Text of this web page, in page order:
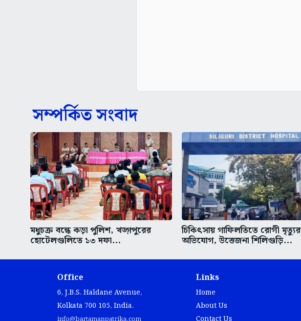
সম্পর্কিত সংবাদ
মধুচক্র বন্ধে কড়া পুলিশ, খড়্গপুরের
হোটেলগুলিতে ১৩ দফা...
চিকিৎসায় গাফিলতিতে রোগী মৃত্যুর
অভিযোগ, উত্তেজনা শিলিগুড়ি...
Office
6, J.B.S. Haldane Avenue,
Kolkata 700 105, India.
info@bartamanpatrika.com
Links
Home
About Us